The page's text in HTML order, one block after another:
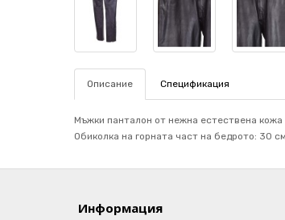
Описание Спецификация
Мъжки панталон от нежна естествена
Обиколка на горната част на бедрото: 30
Информация